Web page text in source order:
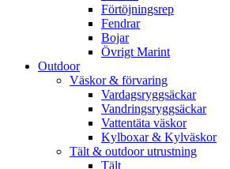
Förtöjningsrep
Fendrar
Bojar
Övrigt Marint
Outdoor
Väskor & förvaring
Vardagsryggsäckar
Vandringsryggsäckar
Vattentäta väskor
Kylboxar & Kylväskor
Tält & outdoor utrustning
Tält